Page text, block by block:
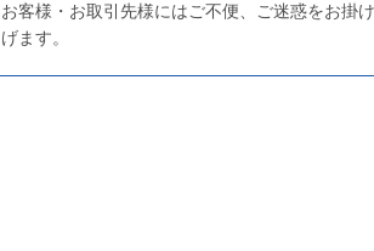
お客様・お取引先様にはご不便、ご迷惑をお掛
げます。